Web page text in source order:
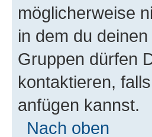
möglicherweise
in dem du
Gruppen dürfen
kontaktieren,
anfügen kannst.
Nach oben